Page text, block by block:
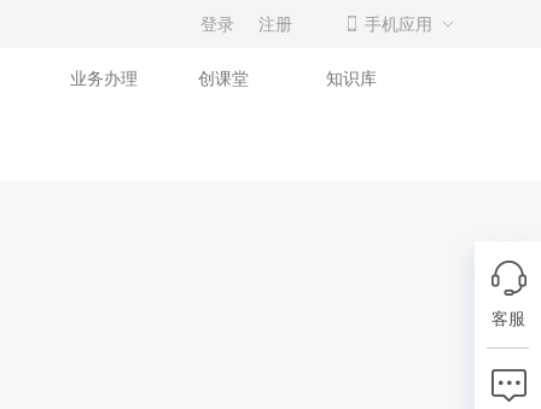
登录 注册 手机应用
业务办理 创课堂 知识库
客服